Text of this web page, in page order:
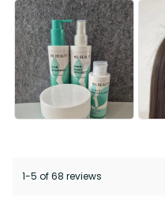
1-5 of 68 reviews